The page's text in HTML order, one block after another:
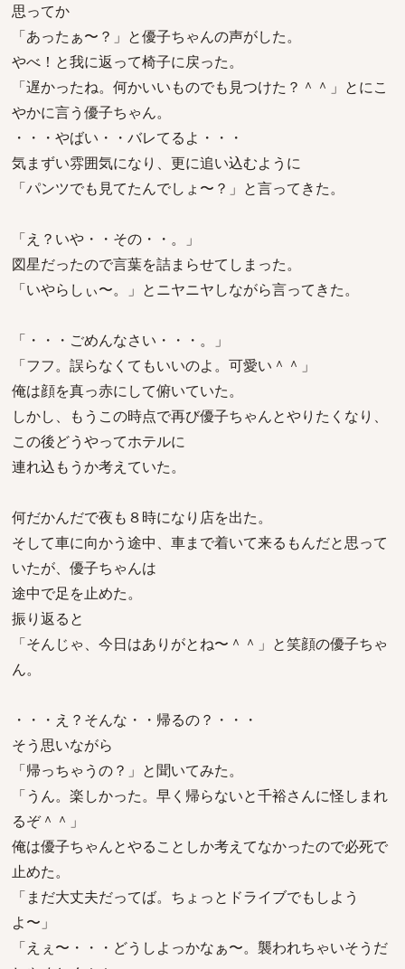
思ってか
「あったぁ〜？」と優子ちゃんの声がした。
やべ！と我に返って椅子に戻った。
「遅かったね。何かいいものでも見つけた？＾＾」とにこ
やかに言う優子ちゃん。
・・・やばい・・バレてるよ・・・
気まずい雰囲気になり、更に追い込むように
「パンツでも見てたんでしょ〜？」と言ってきた。
「え？いや・・その・・。」
図星だったので言葉を詰まらせてしまった。
「いやらしぃ〜。」とニヤニヤしながら言ってきた。
「・・・ごめんなさい・・・。」
「フフ。誤らなくてもいいのよ。可愛い＾＾」
俺は顔を真っ赤にして俯いていた。
しかし、もうこの時点で再び優子ちゃんとやりたくなり、
この後どうやってホテルに
連れ込もうか考えていた。
何だかんだで夜も８時になり店を出た。
そして車に向かう途中、車まで着いて来るもんだと思って
いたが、優子ちゃんは
途中で足を止めた。
振り返ると
「そんじゃ、今日はありがとね〜＾＾」と笑顔の優子ちゃ
ん。
・・・え？そんな・・帰るの？・・・
そう思いながら
「帰っちゃうの？」と聞いてみた。
「うん。楽しかった。早く帰らないと千裕さんに怪しまれ
るぞ＾＾」
俺は優子ちゃんとやることしか考えてなかったので必死で
止めた。
「まだ大丈夫だってば。ちょっとドライブでもしよう
よ〜」
「えぇ〜・・・どうしよっかなぁ〜。襲われちゃいそうだ